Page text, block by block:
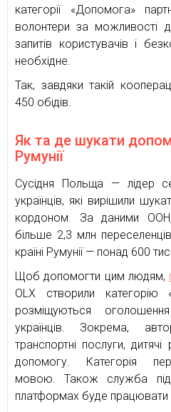
категорії «Допомога»
волонтери за можливості
запитів користувачів і
необхідне.
Так, завдяки такій
450 обідів.
Як та де шукати
Румунії
Сусідня Польща — лідер
українців, які вирішили
кордоном. За даними
більше 2,3 млн
країні Румунії — понад 600
Щоб допомогти цим людям,
OLX створили категорію
розміщуються
українців. Зокрема,
транспортні послуги, дитячі
допомогу. Категорія
мовою. Також служба
платформах буде працювати